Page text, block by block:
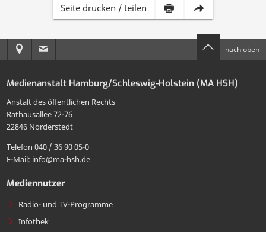
Seite drucken / teilen
Inhalt Diese
per
Anreise
MA
HSH
an
die
MA
HSH
nach oben
Medienanstalt Hamburg/Schleswig-Holstein (MA HSH)
Anstalt des öffentlichen Rechts
Rathausallee 72-76
22846 Norderstedt
Telefon 040 / 36 90 05-0
E-Mail: info@ma-hsh.de
Mediennutzer
Radio- und TV-Programme
Infothek